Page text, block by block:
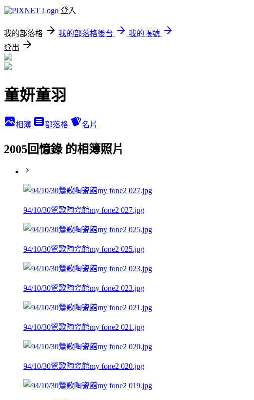
登入
我的部落格 我的部落格後台
我的帳號
登出
童妍童羽
相簿 部落格 名片
2005回憶錄 的相簿照片
94/10/30鶯歌陶瓷館my fone2 027.jpg
94/10/30鶯歌陶瓷館my fone2 025.jpg
94/10/30鶯歌陶瓷館my fone2 023.jpg
94/10/30鶯歌陶瓷館my fone2 021.jpg
94/10/30鶯歌陶瓷館my fone2 020.jpg